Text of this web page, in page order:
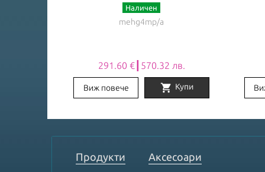
Наличен
mehg4mp/a
291.60 €┃570.32 лв.
Виж повече shopping_cart Купи
1
Продукти Аксесоари